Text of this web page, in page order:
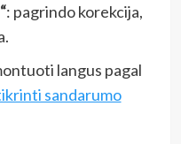
: pagrindo korekcija,
langus pagal
sandarumo